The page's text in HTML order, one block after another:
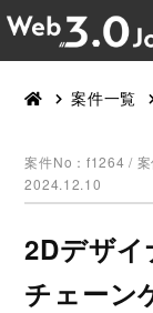
案件一覧
案件No：f1264 /
2024.12.10
2Dデザ
チェーン